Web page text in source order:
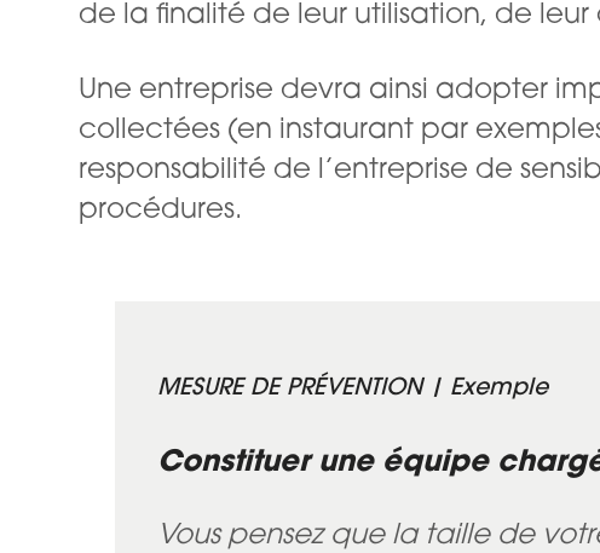
de la finalité de leur utilisation, de
Une entreprise devra ainsi adopter
collectées (en instaurant par
responsabilité de l’entreprise de
procédures.
MESURE DE PRÉVENTION | Exemple
Constituer une équipe
Vous pensez que la taille de